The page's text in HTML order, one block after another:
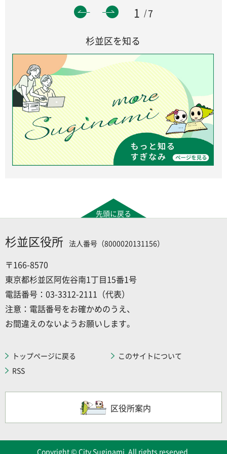
1
7
杉並区を知る
先頭に戻る
杉並区役所 法人番号（8000020131156）
〒166-8570
東京都杉並区阿佐谷南1丁目15番1号
電話番号：03-3312-2111（代表）
注意：電話番号をお確かめのうえ、
お間違えのないようお願いします。
トップページに戻る
このサイトについて
RSS
区役所案内
Copyright © City Suginami. All rights reserved.